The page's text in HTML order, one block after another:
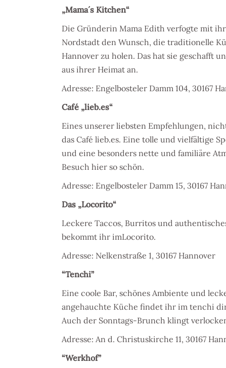
„Mama´s Kitchen“
Die Gründerin Mama Edith verfogte mit
Nordstadt den Wunsch, die traditionelle
Hannover zu holen. Das hat sie geschafft
aus ihrer Heimat an.
Adresse: Engelbosteler Damm 104, 30167
Café „lieb.es“
Eines unserer liebsten Empfehlungen,
das Café lieb.es. Eine tolle und vielfältige
und eine besonders nette und familiäre
Besuch hier so schön.
Adresse: Engelbosteler Damm 15, 30167
Das „Locorito“
Leckere Taccos, Burritos und
bekommt ihr imLocorito.
Adresse: Nelkenstraße 1, 30167 Hannover
“Tenchi”
Eine coole Bar, schönes Ambiente und
angehauchte Küche findet ihr im tenchi
Auch der Sonntags-Brunch klingt
Adresse: An d. Christuskirche 11, 30167
“Werkhof”